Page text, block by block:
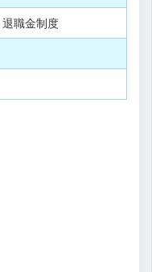
退職金制度